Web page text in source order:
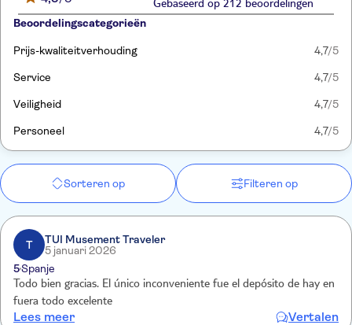
Gebaseerd op 212 beoordelingen
Beoordelingscategorieën
Prijs-kwaliteitverhouding 4,7/5
Service 4,7/5
Veiligheid 4,7/5
Personeel 4,7/5
Sorteren op Filteren op
T
TUI Musement Traveler
5 januari 2026
5Spanje
Todo bien gracias. El único inconveniente fue el depósito de hay en
fuera todo excelente
Lees meer Vertalen